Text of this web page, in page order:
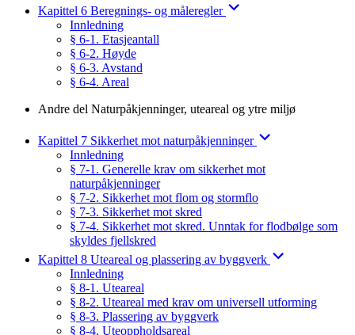
Kapittel 6 Beregnings- og måleregler
Innledning
§ 6-1. Etasjeantall
§ 6-2. Høyde
§ 6-3. Avstand
§ 6-4. Areal
Andre del Naturpåkjenninger, uteareal og ytre miljø
Kapittel 7 Sikkerhet mot naturpåkjenninger
Innledning
§ 7-1. Generelle krav om sikkerhet mot
naturpåkjenninger
§ 7-2. Sikkerhet mot flom og stormflo
§ 7-3. Sikkerhet mot skred
§ 7-4. Sikkerhet mot skred. Unntak for flodbølge som
skyldes fjellskred
Kapittel 8 Uteareal og plassering av byggverk
Innledning
§ 8-1. Uteareal
§ 8-2. Uteareal med krav om universell utforming
§ 8-3. Plassering av byggverk
§ 8-4. Uteoppholdsareal